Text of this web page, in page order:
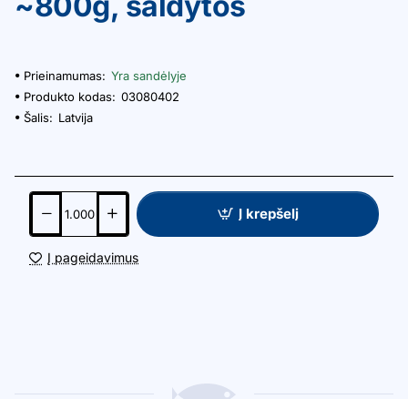
Prieinamumas: Yra sandėlyje
Produkto kodas: 03080402
Šalis: Latvija
Į krepšelį
Į pageidavimus